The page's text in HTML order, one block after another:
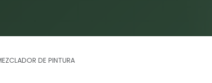
DE PINTURA